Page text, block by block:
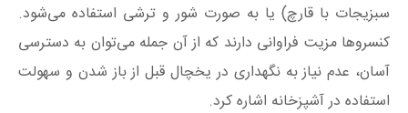
سبزیجات با قارچ) یا به ‌صورت شور و ترشی استفاده می‌شود.
کنسروها مزیت فراوانی دارند که از آن جمله می‌توان به دسترسی
آسان، عدم نیاز به نگهداری در یخچال قبل از باز شدن و سهولت
استفاده در آشپزخانه اشاره کرد.